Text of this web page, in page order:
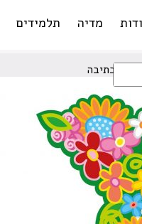
מדיה תלמידים
והכתיבה